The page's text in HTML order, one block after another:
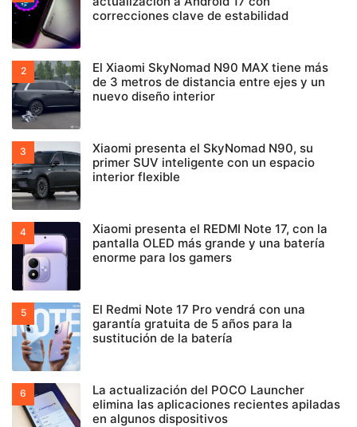
correcciones clave de estabilidad
El Xiaomi SkyNomad N90 MAX tiene más
de 3 metros de distancia entre ejes y un
nuevo diseño interior
Xiaomi presenta el SkyNomad N90, su
primer SUV inteligente con un espacio
interior flexible
Xiaomi presenta el REDMI Note 17, con la
pantalla OLED más grande y una batería
enorme para los gamers
El Redmi Note 17 Pro vendrá con una
garantía gratuita de 5 años para la
sustitución de la batería
La actualización del POCO Launcher
elimina las aplicaciones recientes apiladas
en algunos dispositivos